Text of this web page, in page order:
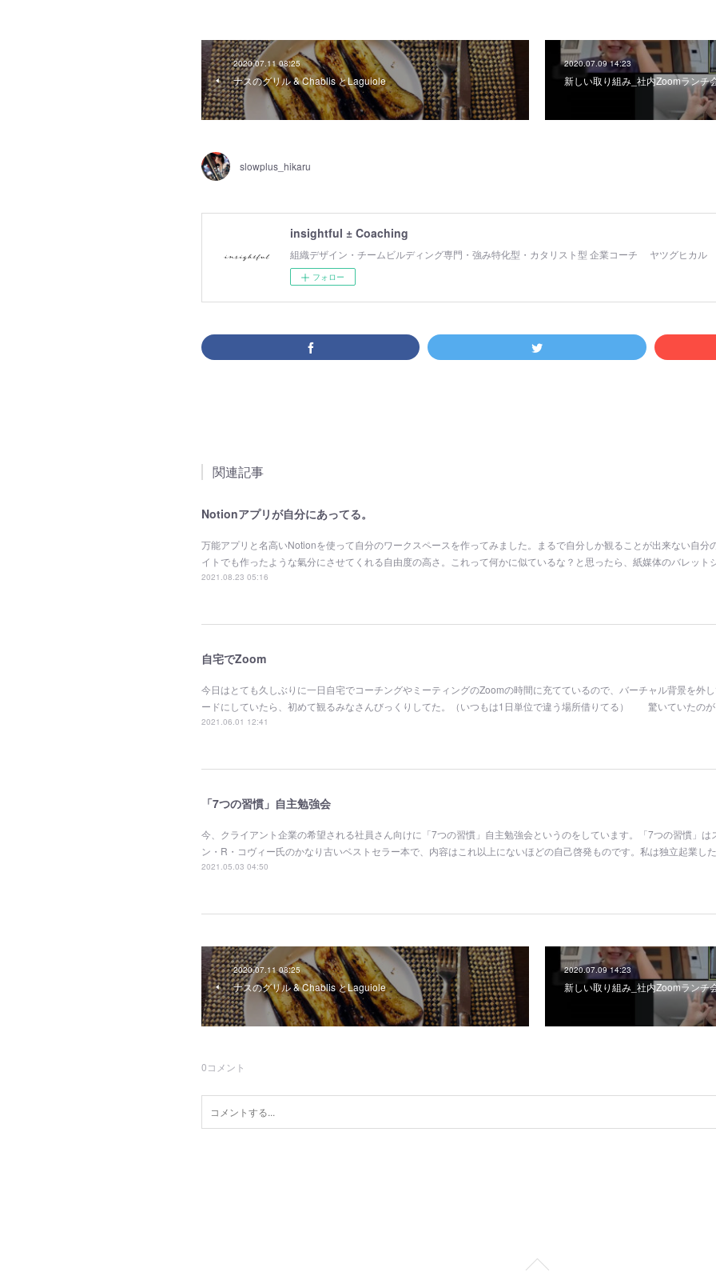
2020.07.11 08:25
ナスのグリル & Chablis とLaguiole
2020.07.09 14:23
新しい取り組み_社内Zoomランチ
slowplus_hikaru
insightful ± Coaching
組織デザイン・チームビルディング専門・強み特化型・カタリスト型 企業コーチ ヤツグヒカル
フォロー
関連記事
Notionアプリが自分にあってる。
万能アプリと名高いNotionを使って自分のワークスペースを作ってみました。まるで自分しか観ることが出来ない自分
イトでも作ったような氣分にさせてくれる自由度の高さ。これって何かに似ているな？と思ったら、紙媒体のバレッ
2021.08.23 05:16
自宅でZoom
今日はとても久しぶりに一日自宅でコーチングやミーティングのZoomの時間に充てているので、バーチャル背景を外
ードにしていたら、初めて観るみなさんびっくりしてた。（いつもは1日単位で違う場所借りてる） 驚いていたの
2021.06.01 12:41
「7つの習慣」自主勉強会
今、クライアント企業の希望される社員さん向けに「7つの習慣」自主勉強会というのをしています。「7つの習慣」は
ン・R・コヴィー氏のかなり古いベストセラー本で、内容はこれ以上にないほどの自己啓発ものです。私は独立起業し
2021.05.03 04:50
2020.07.11 08:25
ナスのグリル & Chablis とLaguiole
2020.07.09 14:23
新しい取り組み_社内Zoomランチ
0コメント